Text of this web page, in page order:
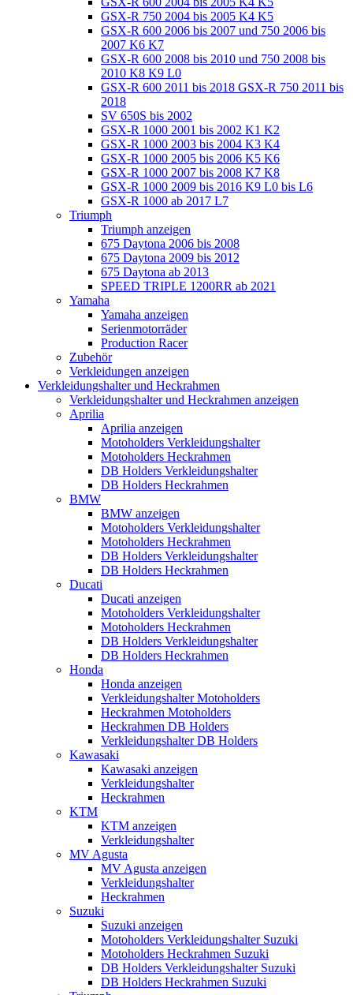
GSX-R 750 2004 bis 2005 K4 K5
GSX-R 600 2006 bis 2007 und 750 2006 bis
2007 K6 K7
GSX-R 600 2008 bis 2010 und 750 2008 bis
2010 K8 K9 L0
GSX-R 600 2011 bis 2018 GSX-R 750 2011 bis
2018
SV 650S bis 2002
GSX-R 1000 2001 bis 2002 K1 K2
GSX-R 1000 2003 bis 2004 K3 K4
GSX-R 1000 2005 bis 2006 K5 K6
GSX-R 1000 2007 bis 2008 K7 K8
GSX-R 1000 2009 bis 2016 K9 L0 bis L6
GSX-R 1000 ab 2017 L7
Triumph
Triumph anzeigen
675 Daytona 2006 bis 2008
675 Daytona 2009 bis 2012
675 Daytona ab 2013
SPEED TRIPLE 1200RR ab 2021
Yamaha
Yamaha anzeigen
Serienmotorräder
Production Racer
Zubehör
Verkleidungen anzeigen
Verkleidungshalter und Heckrahmen
Verkleidungshalter und Heckrahmen anzeigen
Aprilia
Aprilia anzeigen
Motoholders Verkleidungshalter
Motoholders Heckrahmen
DB Holders Verkleidungshalter
DB Holders Heckrahmen
BMW
BMW anzeigen
Motoholders Verkleidungshalter
Motoholders Heckrahmen
DB Holders Verkleidungshalter
DB Holders Heckrahmen
Ducati
Ducati anzeigen
Motoholders Verkleidungshalter
Motoholders Heckrahmen
DB Holders Verkleidungshalter
DB Holders Heckrahmen
Honda
Honda anzeigen
Verkleidungshalter Motoholders
Heckrahmen Motoholders
Heckrahmen DB Holders
Verkleidungshalter DB Holders
Kawasaki
Kawasaki anzeigen
Verkleidungshalter
Heckrahmen
KTM
KTM anzeigen
Verkleidungshalter
MV Agusta
MV Agusta anzeigen
Verkleidungshalter
Heckrahmen
Suzuki
Suzuki anzeigen
Motoholders Verkleidungshalter Suzuki
Motoholders Heckrahmen Suzuki
DB Holders Verkleidungshalter Suzuki
DB Holders Heckrahmen Suzuki